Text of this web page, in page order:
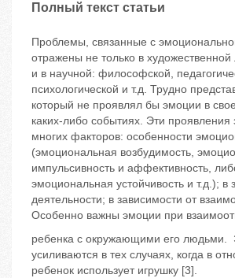
Полный текст статьи
Проблемы, связанные с
отражены не только в художественной
и в научной: философской,
психологической и т.д. Трудно
который не проявлял бы эмоции в
каких-либо событиях. Эти проявления
многих факторов: особенности
(эмоциональная возбудимость,
импульсивность и аффективность,
эмоциональная устойчивость и т.д.); в
деятельности; в зависимости от
Особенно важны эмоции при
ребенка с окружающими его людьми.
усиливаются в тех случаях, когда в
ребенок использует игрушку [3].